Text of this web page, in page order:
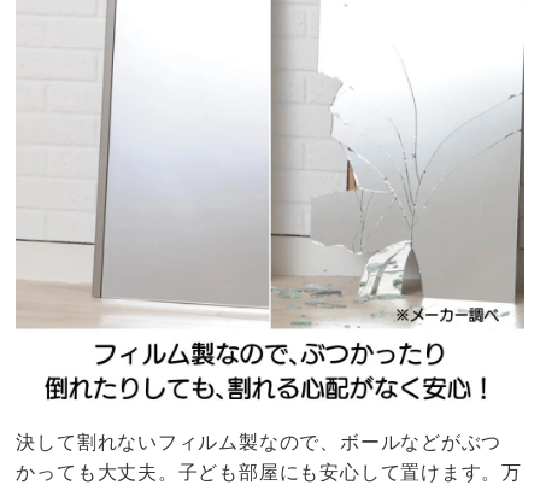
決して割れないフィルム製なので、ボールなどがぶつ
かっても大丈夫。子ども部屋にも安心して置けます。万